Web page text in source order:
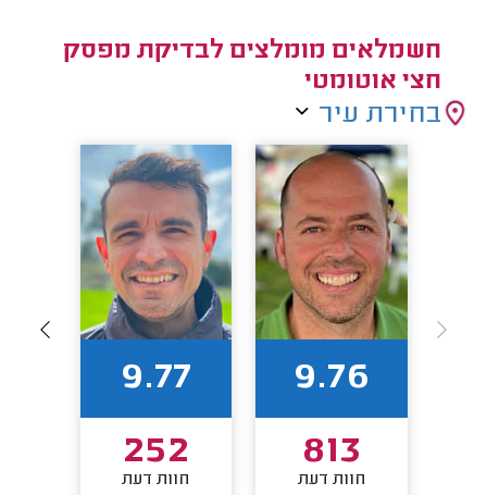
חשמלאים מומלצים לבדיקת מפסק
חצי אוטומטי
בחירת עיר
9.76
813
חוות דעת
9.77
252
חוות דעת